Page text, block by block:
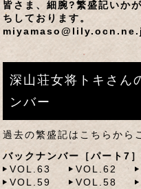
皆さま、細腕?繁盛記いか
ちしております。
深山荘女将トキさん
ンバー
過去の繁盛記はこちらから
バックナンバー［パート7
VOL.63
VOL.62
VOL.59
VOL.58